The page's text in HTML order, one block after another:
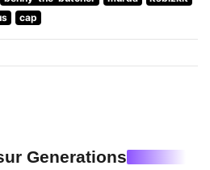
cap
Generations